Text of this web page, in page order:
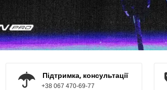
Підтримка, консультації
+38 067 470-69-77